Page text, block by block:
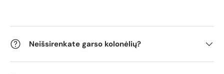
Neišsirenkate garso kolonėlių?